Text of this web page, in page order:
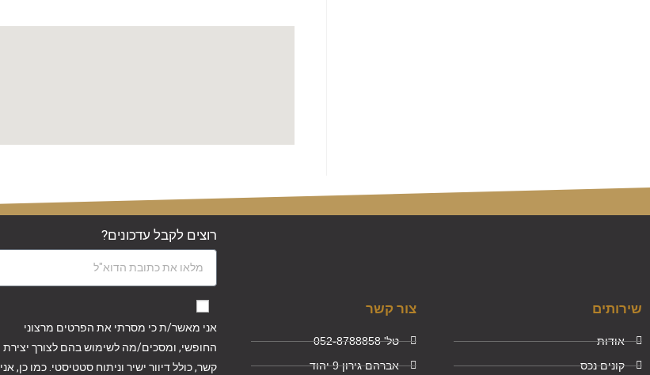
שירותים
אודות
קונים נכס
צור קשר
טל' 052-8788858
אברהם גירון 9 יהוד
רוצים לקבל עדכונים?
אני מאשר/ת כי מסרתי את הפרטים מרצוני
החופשי, ומסכים/מה לשימוש בהם לצורך יצירת
קשר, כולל דיוור ישיר וניתוח סטטיסטי. כמו כן, אני